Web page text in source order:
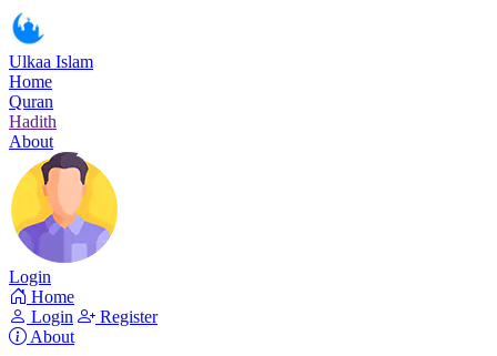
Ulkaa Islam
Home
Quran
Hadith
About
Login
Home
Login
Register
About